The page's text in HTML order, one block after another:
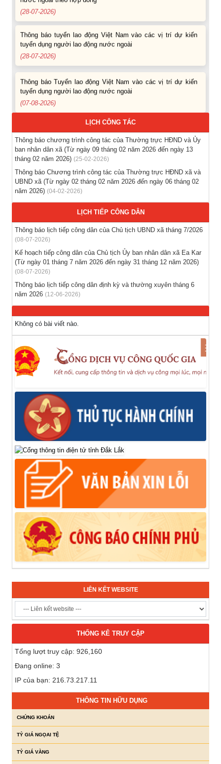
(28-07-2026)
Thông báo tuyển lao động Việt Nam vào các vị trí dự kiến
tuyển dụng người lao động nước ngoài
(28-07-2026)
Thông báo Tuyển lao động Việt Nam vào các vị trí dự kiến
tuyển dụng người lao động nước ngoài
(07-08-2026)
Thông báo các khóa đào tạo năm học 2026-2027
(04-08-2026)
Thông báo hỗ trợ tư vấn, tuyển dụng lao động đi làm việc
(03-08-2026)
Thông báo hỗ trợ tư vấn, tuyển dụng lao động đi làm việc ở
nước ngoài theo hợp đồng
(28-07-2026)
tuyển dụng người lao động nước ngoài
(28-07-2026)
LỊCH CÔNG TÁC
Thông báo chương trình công tác của Thường trực HĐND và Ủy
ban nhân dân xã (Từ ngày 09 tháng 02 năm 2026 đến ngày 13
tháng 02 năm 2026) (25-02-2026)
Thông báo Chương trình công tác của Thường trực HĐND xã và
UBND xã (Từ ngày 02 tháng 02 năm 2026 đến ngày 06 tháng 02
năm 2026) (04-02-2026)
LỊCH TIẾP CÔNG DÂN
Thông báo lịch tiếp công dân của Chủ tịch UBND xã tháng 7/2026
(08-07-2026)
Kế hoạch tiếp công dân của Chủ tịch Ủy ban nhân dân xã Ea Kar
(Từ ngày 01 tháng 7 năm 2026 đến ngày 31 tháng 12 năm 2026)
(08-07-2026)
Thông báo lịch tiếp công dân định kỳ và thường xuyên tháng 6
năm 2026 (12-06-2026)
Không có bài viết nào.
LIÊN KẾT WEBSITE
THỐNG KÊ TRUY CẬP
Tổng lượt truy cập: 926,160
Đang online: 3
IP của bạn: 216.73.217.11
THÔNG TIN HỮU DỤNG
CHỨNG KHOÁN
TỶ GIÁ NGỌAI TỆ
TỶ GIÁ VÀNG